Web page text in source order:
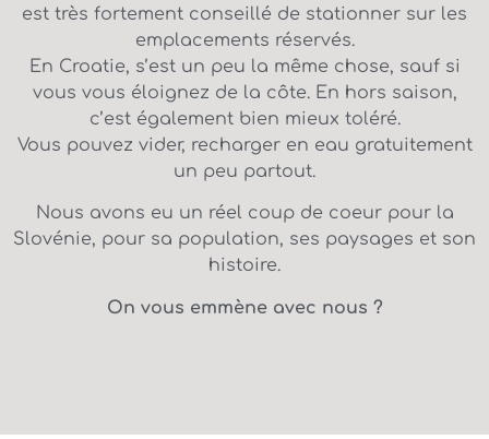
est très fortement conseillé de stationner sur les
emplacements réservés.
En Croatie, s’est un peu la même chose, sauf si
vous vous éloignez de la côte. En hors saison,
c’est également bien mieux toléré.
Vous pouvez vider, recharger en eau gratuitement
un peu partout.
Nous avons eu un réel coup de coeur pour la
Slovénie, pour sa population, ses paysages et son
histoire.
On vous emmène avec nous ?